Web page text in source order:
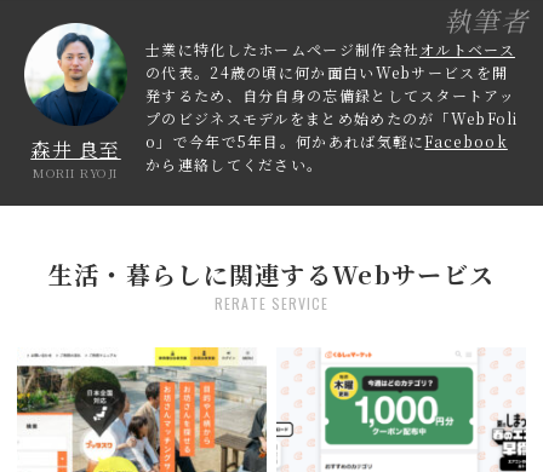
森井 良至
MORII RYOJI
士業に特化したホームページ制作会社 オルトベース
の代表。24歳の頃に何か面白いWebサービスを開
発するため、自分自身の忘備録としてスタートアッ
プのビジネスモデルをまとめ始めたのが「WebFoli
o」で今年で5年目。何かあれば気軽にFacebook
から連絡してください。
執筆者
生活・暮らしに関連するWebサービス
RERATE SERVICE